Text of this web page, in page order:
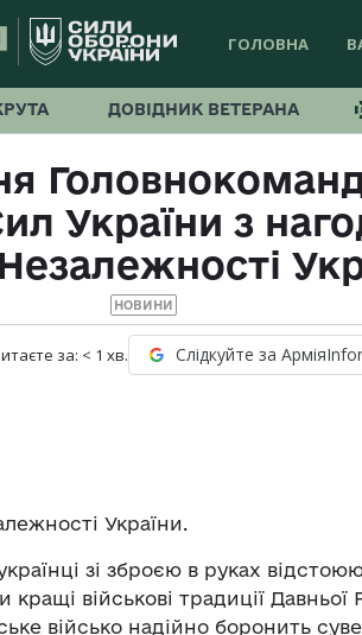
ГОЛОВНА
ДОВІДНИК ВЕТЕРАНА
України з
НОВИНИ
за: < 1 хв. Слідкуйте за
України.
зі зброєю в руках
військові традиції Давньої
військо надійно боронить